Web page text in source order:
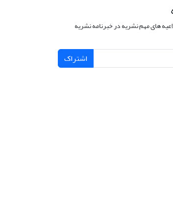
های مهم نشریه در خبرنامه نشریه
اشتراک